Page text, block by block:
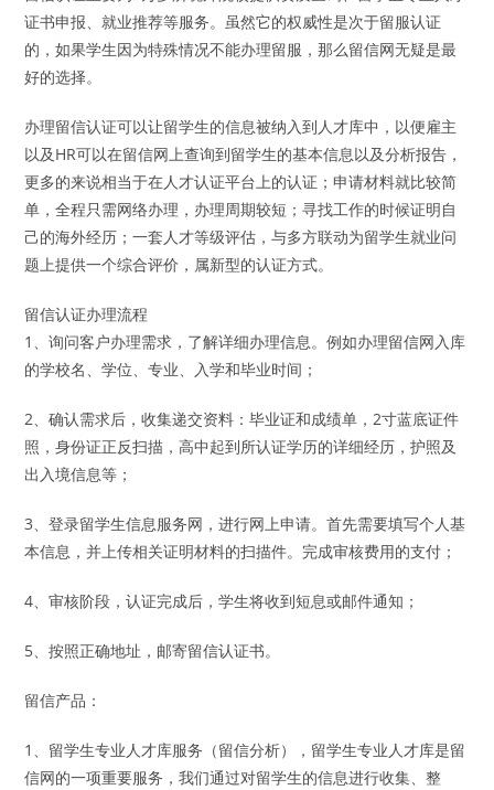
证书申报、就业推荐等服务。虽然它的权威性是次于留服认证
的，如果学生因为特殊情况不能办理留服，那么留信网无疑是最
好的选择。
办理留信认证可以让留学生的信息被纳入到人才库中，以便雇主
以及HR可以在留信网上查询到留学生的基本信息以及分析报告，
更多的来说相当于在人才认证平台上的认证；申请材料就比较简
单，全程只需网络办理，办理周期较短；寻找工作的时候证明自
己的海外经历；一套人才等级评估，与多方联动为留学生就业问
题上提供一个综合评价，属新型的认证方式。
留信认证办理流程
1、询问客户办理需求，了解详细办理信息。例如办理留信网入库
的学校名、学位、专业、入学和毕业时间；
2、确认需求后，收集递交资料：毕业证和成绩单，2寸蓝底证件
照，身份证正反扫描，高中起到所认证学历的详细经历，护照及
出入境信息等；
3、登录留学生信息服务网，进行网上申请。首先需要填写个人基
本信息，并上传相关证明材料的扫描件。完成审核费用的支付；
4、审核阶段，认证完成后，学生将收到短息或邮件通知；
5、按照正确地址，邮寄留信认证书。
留信产品：
1、留学生专业人才库服务（留信分析），留学生专业人才库是留
信网的一项重要服务，我们通过对留学生的信息进行收集、整